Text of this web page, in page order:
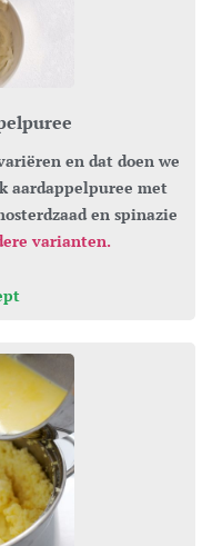
aardappelpuree met
en spinazie
varianten.